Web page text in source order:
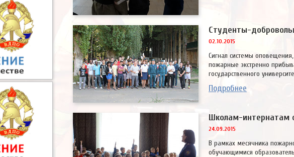
Студенты-
02.10.2015
Сигнал системы
пожарные экстренно
государственного
Подробнее
Школам-интернатам
24.09.2015
В рамках месячника
обучающимися